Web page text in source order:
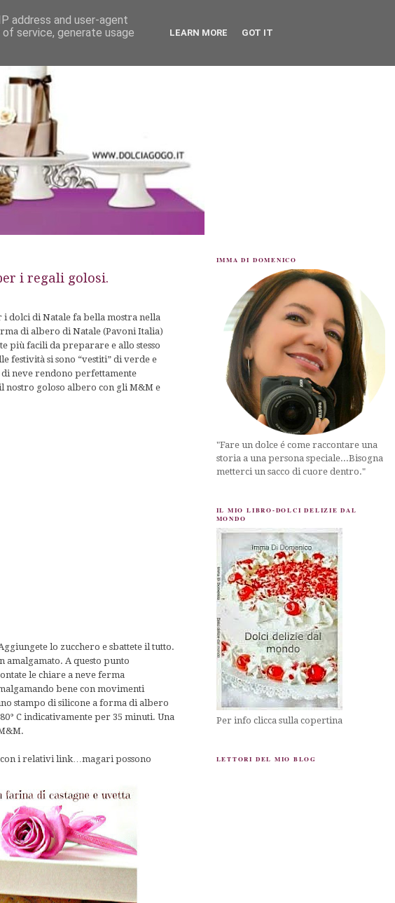
i regali golosi.
dolci di Natale fa bella mostra nella
di albero di Natale (Pavoni Italia)
più facili da preparare e allo stesso
festività si sono “vestiti” di verde e
neve rendono perfettamente
goloso albero con gli M&M e
lo zucchero e sbattete il tutto.
A questo punto
le chiare a neve ferma
bene con movimenti
stampo di silicone a forma di albero
C indicativamente per 35 minuti. Una
con i relativi link…magari possono
IMMA DI DOMENICO
"Fare un dolce é come raccontare una
storia a una persona speciale...Bisogna
metterci un sacco di cuore dentro."
IL MIO LIBRO-DOLCI DELIZIE DAL
MONDO
Per info clicca sulla copertina
LETTORI DEL MIO BLOG
address and user-agent
service, generate usage
LEARN MORE GOT IT